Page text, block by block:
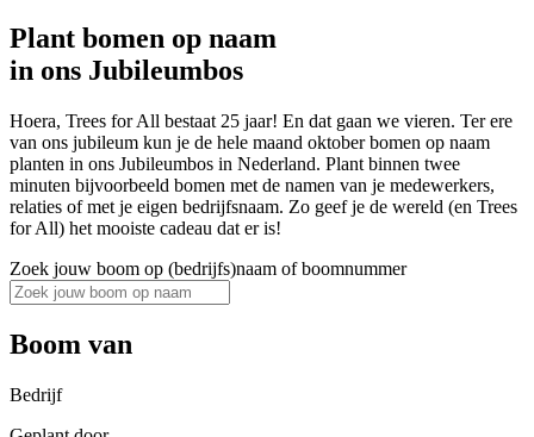
Plant bomen op naam
in ons Jubileumbos
Hoera, Trees for All bestaat 25 jaar! En dat gaan we vieren. Ter ere
van ons jubileum kun je de hele maand oktober bomen op naam
planten in ons Jubileumbos in Nederland. Plant binnen twee
minuten bijvoorbeeld bomen met de namen van je medewerkers,
relaties of met je eigen bedrijfsnaam. Zo geef je de wereld (en Trees
for All) het mooiste cadeau dat er is!
Zoek jouw boom op (bedrijfs)naam of boomnummer
Boom van
Bedrijf